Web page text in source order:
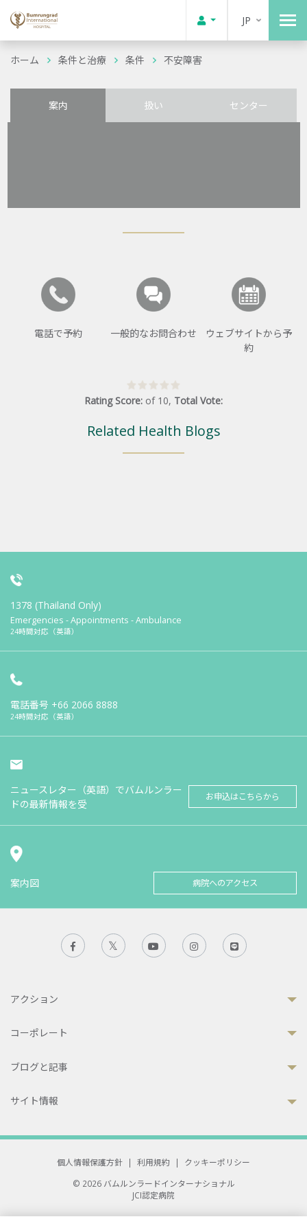
JP
ホーム 条件と治療 条件 不安障害
案内 扱い センター
電話で予約 一般的なお問合わせ
ウェブサイトから予
約
Rating Score: of 10, Total Vote:
Related Health Blogs
1378 (Thailand Only)
Emergencies - Appointments - Ambulance
24時間対応（英語）
電話番号 +66 2066 8888
24時間対応（英語）
ニュースレター（英語）でバムルンラー
ドの最新情報を受
お申込はこちらから
案内図 病院へのアクセス
アクション
コーポレート
ブログと記事
サイト情報
個人情報保護方針 | 利用規約 |
クッキーポリシー
© 2026 バムルンラードインターナショナル
JCI認定病院